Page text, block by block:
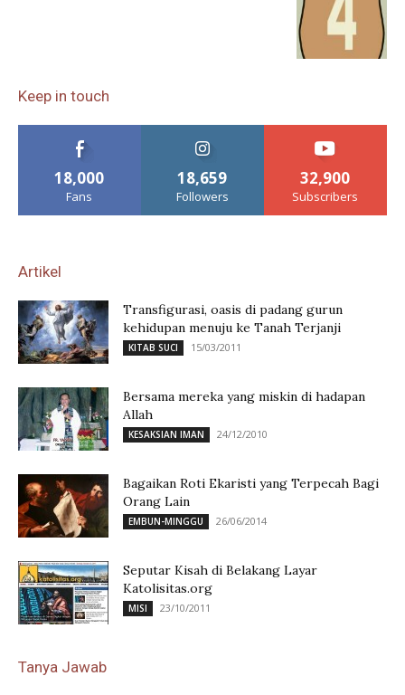
Keep in touch
18,000
Fans
18,659
Followers
32,900
Subscribers
Artikel
Transfigurasi, oasis di padang gurun
kehidupan menuju ke Tanah Terjanji
KITAB SUCI 15/03/2011
Bersama mereka yang miskin di hadapan
Allah
KESAKSIAN IMAN 24/12/2010
Bagaikan Roti Ekaristi yang Terpecah Bagi
Orang Lain
EMBUN-MINGGU 26/06/2014
Seputar Kisah di Belakang Layar
Katolisitas.org
MISI 23/10/2011
Tanya Jawab